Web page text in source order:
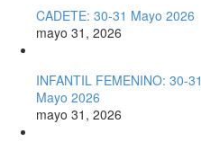
CADETE: 30-31 Mayo 2026
mayo 31, 2026
INFANTIL FEMENINO: 30-31
Mayo 2026
mayo 31, 2026